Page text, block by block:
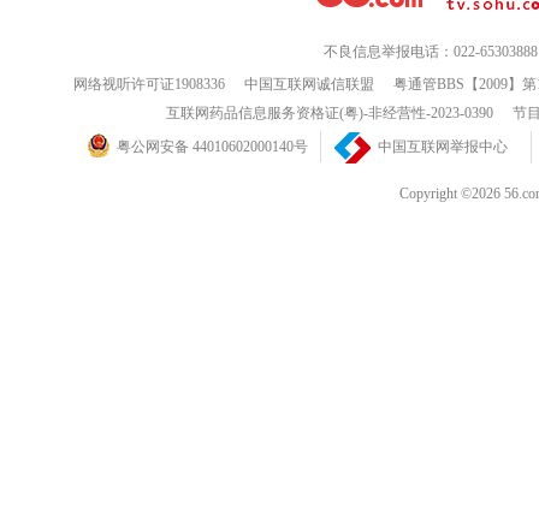
不良信息举报电话：022-65303888
网络视听许可证1908336
中国互联网诚信联盟
粤通管BBS【2009】
互联网药品信息服务资格证(粤)-非经营性-2023-0390
节
粤公网安备 44010602000140号
中国互联网举报中心
Copyright ©2026